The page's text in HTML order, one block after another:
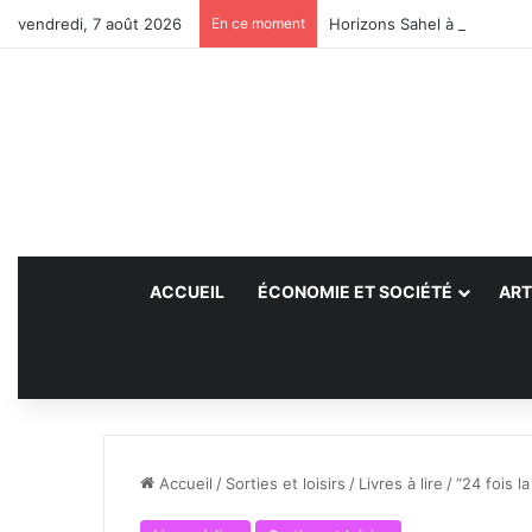
vendredi, 7 août 2026 En ce moment Horizons Sahel à l’heure du
ACCUEIL ÉCONOMIE ET SOCIÉTÉ
Accueil / Sorties et loisirs / Livres à lire /“24 fois